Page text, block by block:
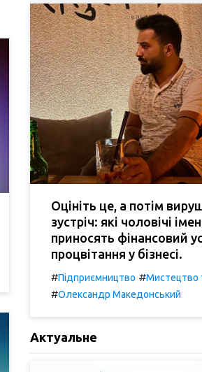
Оцініть це, а потім
зустріч: які чоловічі
приносять фінансовий
процвітання у бізнесі.
#Підприємництво #Мистецтво
#Олександр Македонський
Актуальне